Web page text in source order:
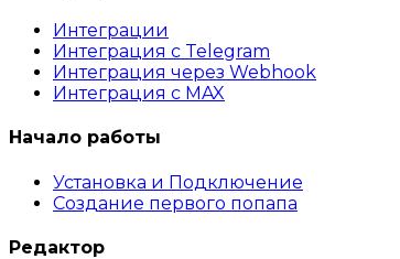
Интеграции
Интеграция с Telegram
Интеграция через Webhook
Интеграция с MAX
Начало работы
Установка и Подключение
Создание первого попапа
Редактор